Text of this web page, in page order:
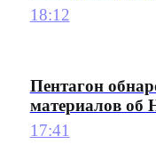
18:12
Пентагон
материалов об
17:41